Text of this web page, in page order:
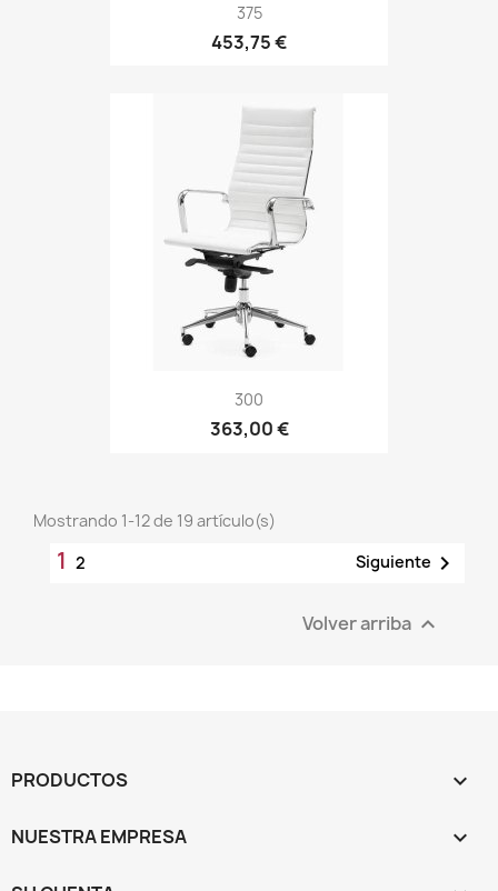
375
453,75 €
300
363,00 €
Mostrando 1-12 de 19 artículo(s)
1 2 Siguiente 
Volver arriba 
PRODUCTOS 
NUESTRA EMPRESA 